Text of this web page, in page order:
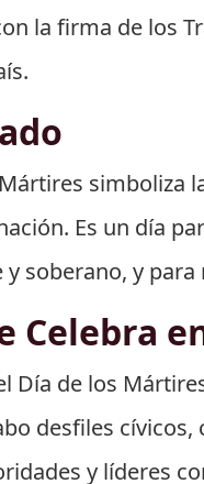
la firma de los
simboliza
Es un día
y soberano, y
Celebra
Día de los
desfiles
y líderes